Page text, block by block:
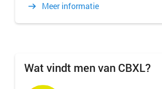
Meer informatie
Wat vindt men van CBXL?